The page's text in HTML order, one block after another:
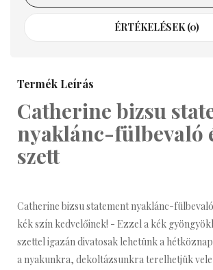
ÉRTÉKELÉSEK (0)
Termék Leírás
Catherine bizsu
nyaklánc-fülbevaló
szett
Catherine bizsu statement nyaklánc-
kék szín kedvelőinek! - Ezzel a kék
szettel igazán divatosak lehetünk a
a nyakunkra, dekoltázsunkra terelhetjük